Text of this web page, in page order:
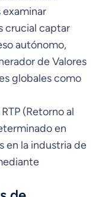
examinar
crucial captar
autónomo,
de Valores
globales como
(Retorno al
en
en la industria de